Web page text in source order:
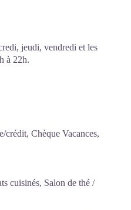
jeudi, vendredi et les
à 22h.
crédit, Chèque Vacances,
cuisinés, Salon de thé /